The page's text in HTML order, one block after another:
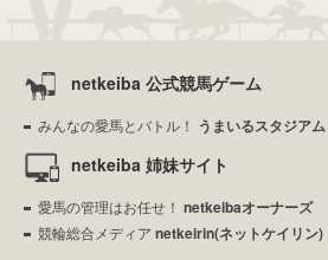
netkeiba 公式競馬ゲーム
みんなの愛馬とバトル！ うまいるスタジアム
netkeiba 姉妹サイト
愛馬の管理はお任せ！ netkeibaオーナーズ
競輪総合メディア netkeirin(ネットケイリン)